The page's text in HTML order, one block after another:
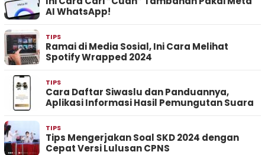
AI WhatsApp!
TIPS
Ramai di Media Sosial, Ini Cara Melihat
Spotify Wrapped 2024
TIPS
Cara Daftar Siwaslu dan Panduannya,
Aplikasi Informasi Hasil Pemungutan Suara
TIPS
Tips Mengerjakan Soal SKD 2024 dengan
Cepat Versi Lulusan CPNS